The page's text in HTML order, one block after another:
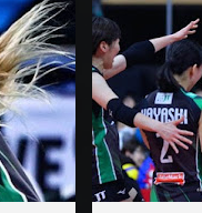
+
AGEO MEDICS